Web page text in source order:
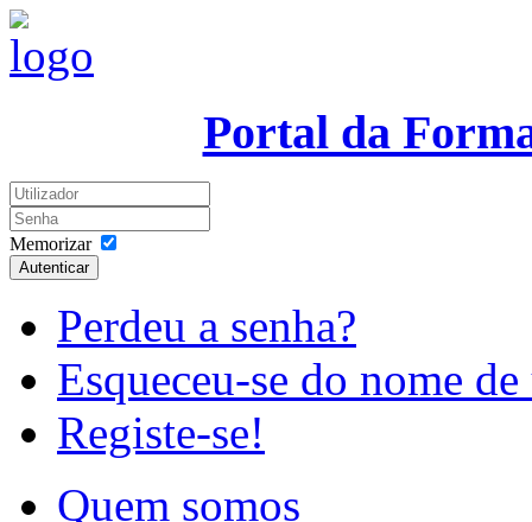
Portal da
Memorizar
Autenticar
Perdeu a senha?
Esqueceu-se do nome
Registe-se!
Quem somos